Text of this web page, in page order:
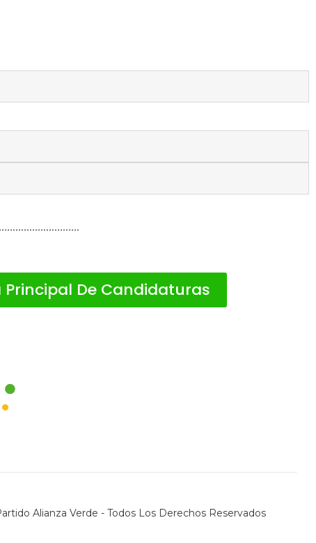
Principal De Candidaturas
Alianza Verde - Todos Los Derechos Reservados